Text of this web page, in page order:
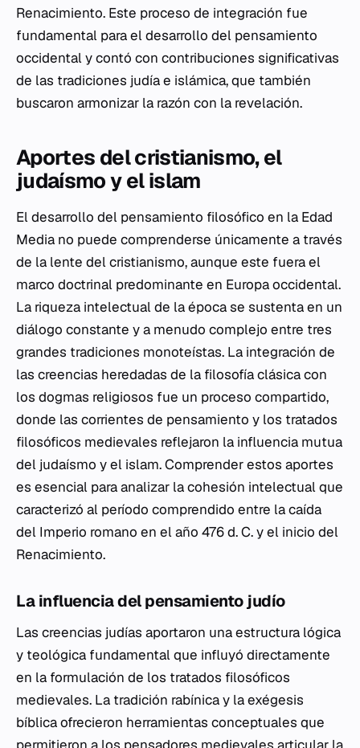
Renacimiento. Este proceso de integración fue
fundamental para el desarrollo del pensamiento
occidental y contó con contribuciones significativas
de las tradiciones judía e islámica, que también
buscaron armonizar la razón con la revelación.
Aportes del cristianismo, el
judaísmo y el islam
El desarrollo del pensamiento filosófico en la Edad
Media no puede comprenderse únicamente a través
de la lente del cristianismo, aunque este fuera el
marco doctrinal predominante en Europa occidental.
La riqueza intelectual de la época se sustenta en un
diálogo constante y a menudo complejo entre tres
grandes tradiciones monoteístas. La integración de
las creencias heredadas de la filosofía clásica con
los dogmas religiosos fue un proceso compartido,
donde las corrientes de pensamiento y los tratados
filosóficos medievales reflejaron la influencia mutua
del judaísmo y el islam. Comprender estos aportes
es esencial para analizar la cohesión intelectual que
caracterizó al período comprendido entre la caída
del Imperio romano en el año 476 d. C. y el inicio del
Renacimiento.
La influencia del pensamiento judío
Las creencias judías aportaron una estructura lógica
y teológica fundamental que influyó directamente
en la formulación de los tratados filosóficos
medievales. La tradición rabínica y la exégesis
bíblica ofrecieron herramientas conceptuales que